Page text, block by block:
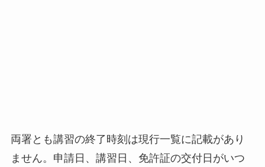
両署とも講習の終了時刻は現行一覧に記載があり
ません。申請日、講習日、免許証の交付日がいつ